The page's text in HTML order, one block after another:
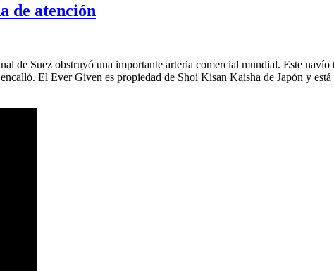
de atención
de Suez obstruyó una importante arteria comercial mundial. Este
El Ever Given es propiedad de Shoi Kisan Kaisha de Japón y